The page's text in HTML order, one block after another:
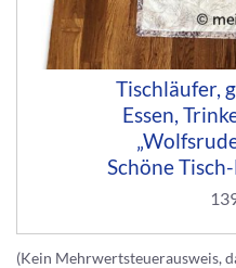
Tischläufer,
Essen,
Schöne
(Kein Mehrwertsteuerausweis,